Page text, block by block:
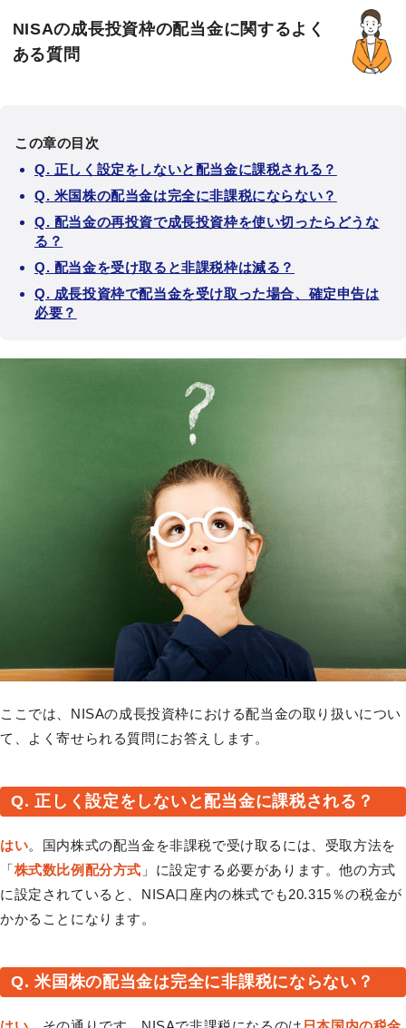
NISAの成長投資枠の配当金に関するよく
ある質問
この章の目次
Q. 正しく設定をしないと配当金に課税される？
Q. 米国株の配当金は完全に非課税にならない？
Q. 配当金の再投資で成長投資枠を使い切ったらどうな
る？
Q. 配当金を受け取ると非課税枠は減る？
Q. 成長投資枠で配当金を受け取った場合、確定申告は
必要？
ここでは、NISAの成長投資枠における配当金の取り扱いについ
て、よく寄せられる質問にお答えします。
Q. 正しく設定をしないと配当金に課税される？
はい。国内株式の配当金を非課税で受け取るには、受取方法を
「株式数比例配分方式 」に設定する必要があります。他の方式
に設定されていると、NISA口座内の株式でも20.315％の税金が
かかることになります。
Q. 米国株の配当金は完全に非課税にならない？